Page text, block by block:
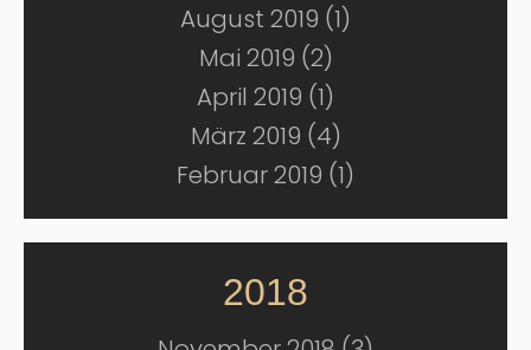
August 2019 (1)
Mai 2019 (2)
April 2019 (1)
März 2019 (4)
Februar 2019 (1)
2018